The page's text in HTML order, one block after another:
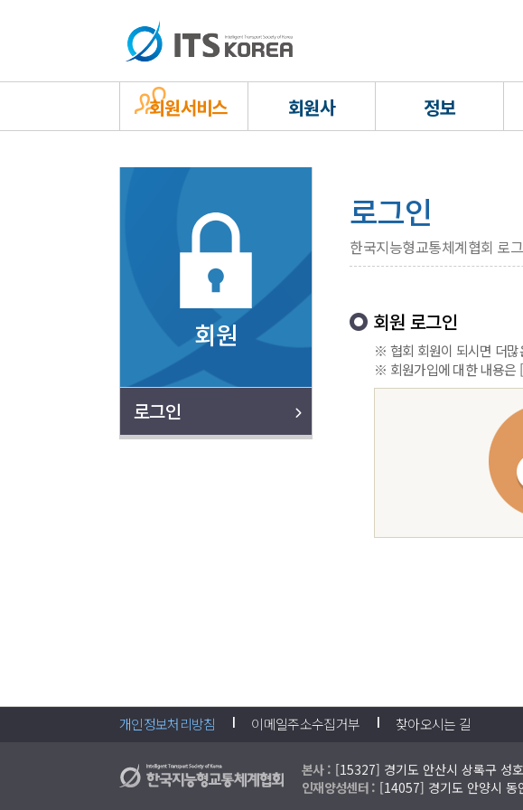
회원서비스 회원사 정보
회원
로그인
로그인
한국지능형교통체계협회 로
회원 로그인
※ 협회 회원이 되시면 더많
※ 회원가입에 대한 내용은 [
개인정보처리방침 이메일주소수집거부 찾아오시는 길
본사 : [15327] 경기도 안산시 상록구 성
인재양성센터 : [14057] 경기도 안양시 동